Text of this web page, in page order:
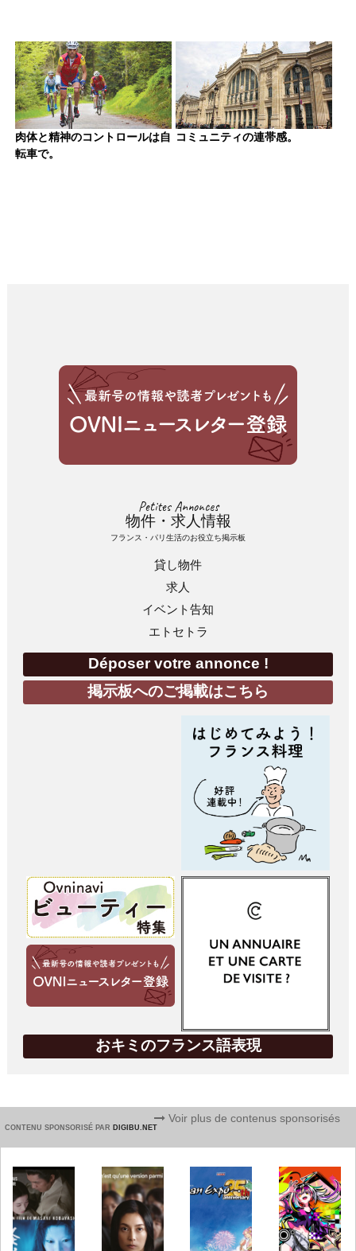
肉体と精神のコントロールは自
転車で。
コミュニティの連帯感。
Petites Annonces
物件・求人情報
フランス・パリ生活のお役立ち掲示板
貸し物件
求人
イベント告知
エトセトラ
Déposer votre annonce !
掲示板へのご掲載はこちら
おキミのフランス語表現
CONTENU SPONSORISÉ PAR DIGIBU.NET
Voir plus de contenus sponsorisés